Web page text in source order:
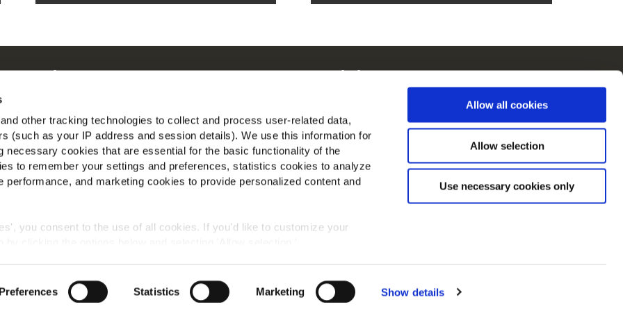
other tracking technologies to collect and process user-related data,
(such as your IP address and session details). We use this information for
necessary cookies that are essential for the basic functionality of the
to remember your settings and preferences, statistics cookies to analyze
performance, and marketing cookies to provide personalized content and
you consent to the use of all cookies. If you'd like to customize your
link in the footer of the page.
Preferences Statistics Marketing Show details
Allow all cookies
Allow selection
Use necessary cookies only
McCain
Radici il Nostro Impegno
noi
Corporate
McCain in Europa
Trovaci su
©2026 McCain® Foods Limited | All rights reserved